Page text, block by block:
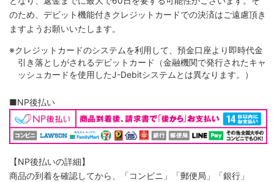
のため、デビット機能付きクレジットカードでの決済はご遠慮頂き
ますようお願いいたします。
※クレジットカードのシステムを利用して、預金口座より即時代金
引き落としがされるデビットカード（金融機関で発行されたキャ
ッシュカードを使用したJ-Debitシステムとは異なります。）
■NP後払い
【NP後払いの詳細】
商品の到着を確認してから、「コンビニ」「郵便局」「銀行」